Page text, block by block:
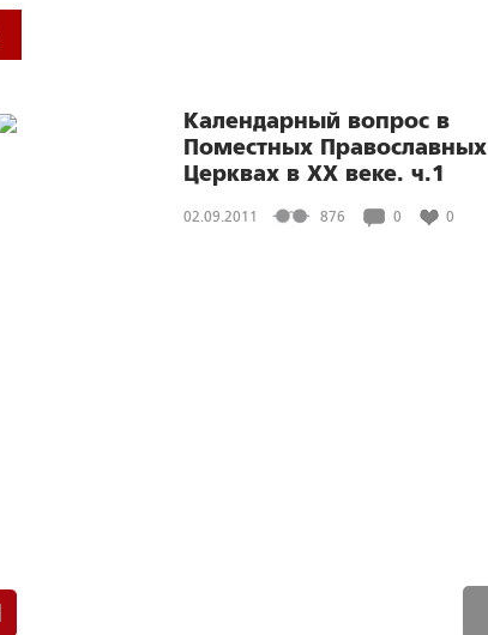
Календарный вопрос в
Поместных Православных
Церквах в XX веке. ч.1
02.09.2011 876 0 0